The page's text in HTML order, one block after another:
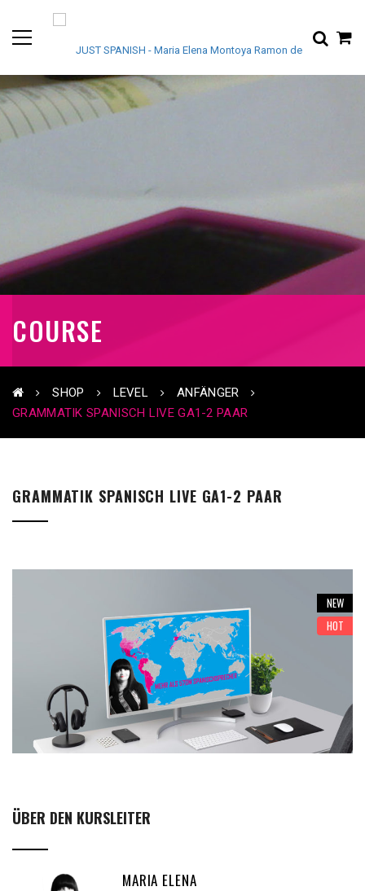
COURSE
SHOP LEVEL
ANFÄNGER
GRAMMATIK SPANISCH LIVE GA1-2 PAAR
GRAMMATIK SPANISCH LIVE GA1-2 PAAR
NEW
HOT
ÜBER DEN KURSLEITER
MARIA ELENA